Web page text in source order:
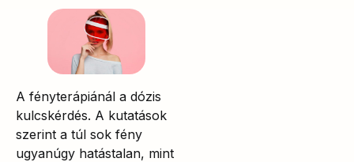
A fényterápiánál a dózis
kulcskérdés. A kutatások
szerint a túl sok fény
ugyanúgy hatástalan, mint